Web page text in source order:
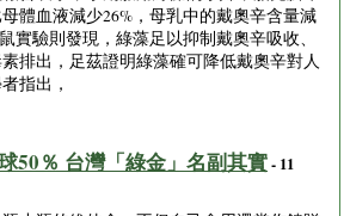
體血液減少26%，母乳中的戴奧辛含量減
實驗則發現，綠藻足以抑制戴奧辛吸收、
排出，足茲證明綠藻確可降低戴奧辛對人
指出，
50％ 台灣「綠金」名副其實- 11